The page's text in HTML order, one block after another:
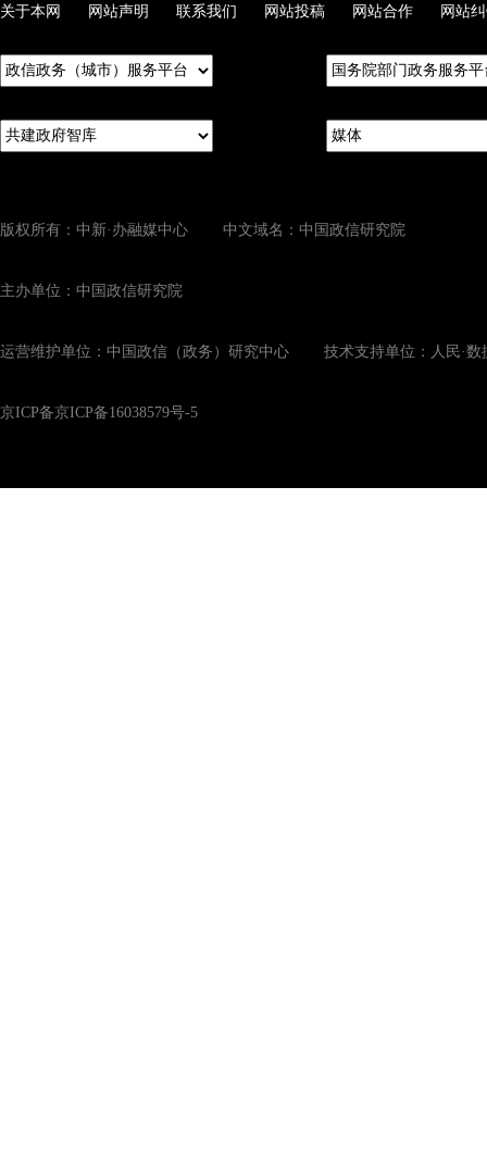
关于本网 网站声明 联系我们 网站投稿 网站合作 网站
版权所有：中新·办融媒中心 中文域名：中国政信研究院
主办单位：中国政信研究院
运营维护单位：中国政信（政务）研究中心 技术支持单位：人民·数
京ICP备京ICP备16038579号-5